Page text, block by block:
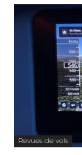
Revues de vols